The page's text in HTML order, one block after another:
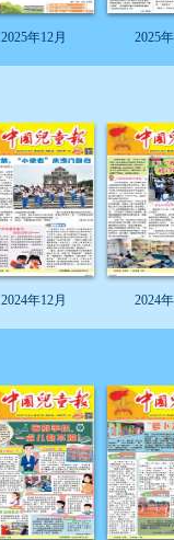
2025年12月 2025
2024年12月 2024